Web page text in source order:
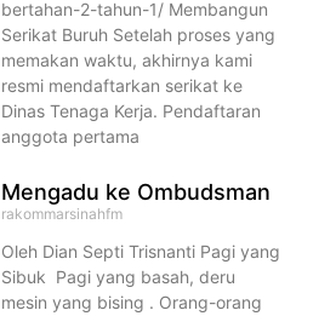
bertahan-2-tahun-1/ Membangun
Serikat Buruh Setelah proses yang
memakan waktu, akhirnya kami
resmi mendaftarkan serikat ke
Dinas Tenaga Kerja. Pendaftaran
anggota pertama
Mengadu ke Ombudsman
rakommarsinahfm
Oleh Dian Septi Trisnanti Pagi yang
Sibuk Pagi yang basah, deru
mesin yang bising . Orang-orang